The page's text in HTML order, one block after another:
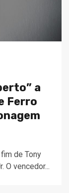
a
Ferro
de Tony
O vencedor...